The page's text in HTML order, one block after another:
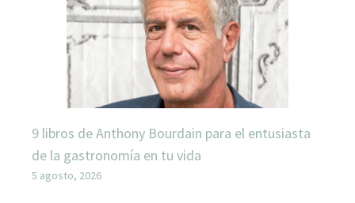
9 libros de Anthony Bourdain para el entusiasta
de la gastronomía en tu vida
5 agosto, 2026